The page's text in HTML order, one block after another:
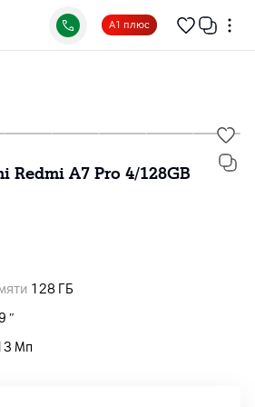
А1 плюс
A7 Pro 4/128GB
128 ГБ
″
Мп